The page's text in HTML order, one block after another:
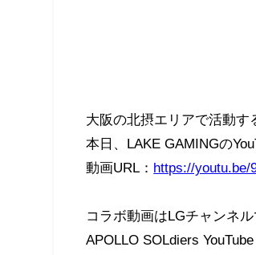
大阪の北摂エリアで活動す
本日、LAKE GAMINGの
動画URL： https://youtu.be/
コラボ動画はLGチャンネ
APOLLO SOLdiers YouTube